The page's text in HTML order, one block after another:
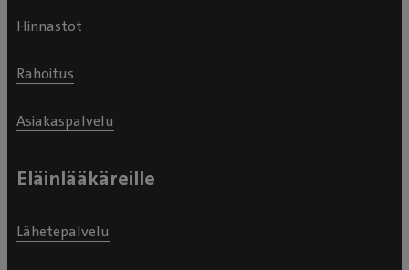
Hinnastot
Rahoitus
Asiakaspalvelu
Eläinlääkäreille
Lähetepalvelu